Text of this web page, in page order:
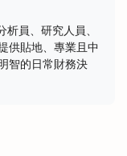
員、研究人員、
供貼地、專業且中
智的日常財務決